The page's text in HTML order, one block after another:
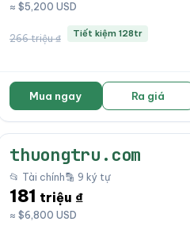
≈ $5,200 USD
266 triệu ₫ Tiết kiệm 128tr
Mua ngay Ra giá
thuongtru.com
📂 Tài chính🔡 9 ký tự
181 triệu ₫
≈ $6,800 USD